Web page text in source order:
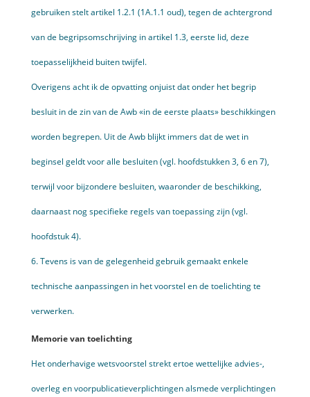
gebruiken stelt artikel 1.2.1 (1A.1.1 oud), tegen de achtergrond
van de begripsomschrijving in artikel 1.3, eerste lid, deze
toepasselijkheid buiten twijfel.
Overigens acht ik de opvatting onjuist dat onder het begrip
besluit in de zin van de Awb «in de eerste plaats» beschikkingen
worden begrepen. Uit de Awb blijkt immers dat de wet in
beginsel geldt voor alle besluiten (vgl. hoofdstukken 3, 6 en 7),
terwijl voor bijzondere besluiten, waaronder de beschikking,
daarnaast nog specifieke regels van toepassing zijn (vgl.
hoofdstuk 4).
6. Tevens is van de gelegenheid gebruik gemaakt enkele
technische aanpassingen in het voorstel en de toelichting te
verwerken.
Memorie van toelichting
Het onderhavige wetsvoorstel strekt ertoe wettelijke advies-,
overleg ­en voorpublicatieverplichtingen alsmede verplichtingen